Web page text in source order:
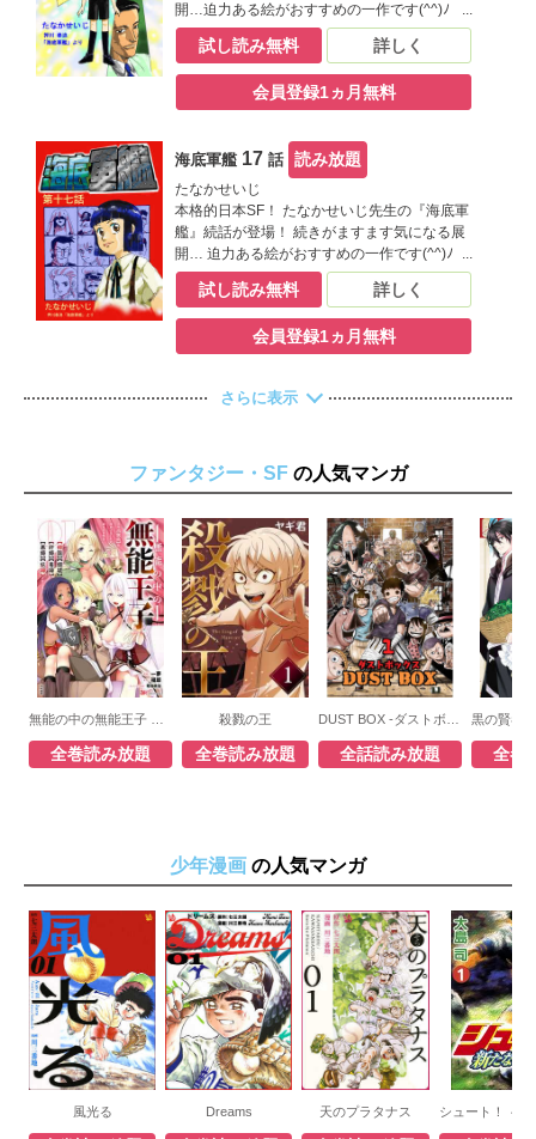
開…迫力ある絵がおすすめの一作です(^^)ﾉ
試し読み無料 詳しく
会員登録1ヵ月無料
海底軍艦 17話 読み放題
たなかせいじ
本格的日本SF！ たなかせいじ先生の『海底軍
艦』続話が登場！ 続きがますます気になる展
開… 迫力ある絵がおすすめの一作です(^^)ﾉ
試し読み無料 詳しく
会員登録1ヵ月無料
さらに表示
ファンタジー・SF の人気マンガ
全巻読み放題
殺戮の王
全巻読み放題 全話読み放題 全巻
少年漫画 の人気マンガ
風光る Dreams 天のプラタナス